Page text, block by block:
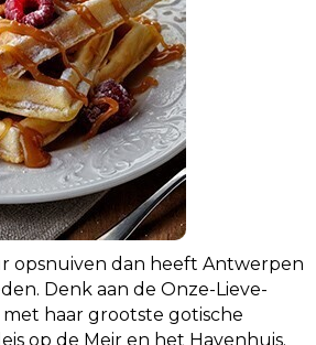
opsnuiven dan heeft Antwerpen
Denk aan de Onze-Lieve-
haar grootste gotische
op de Meir en het Havenhuis.